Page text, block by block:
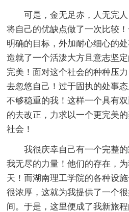
可是，金无足赤，人无完
将自己的优缺点做了一次比较
明确的目标，外加耐心细心的
造就了一个活泼大方且意志坚
完美！面对这个社会的种种压
去忽悠自己！过于固执的处事
不够稳重的我！这样一个具有
的去改正，力求以一个更完美
社会！
我很庆幸自己有一个完整
我无尽的力量！他们的存在，
天！而湖南理工学院的各种设
很浓厚，这就为我提供了一个
间。于是，这里便成了我新旅